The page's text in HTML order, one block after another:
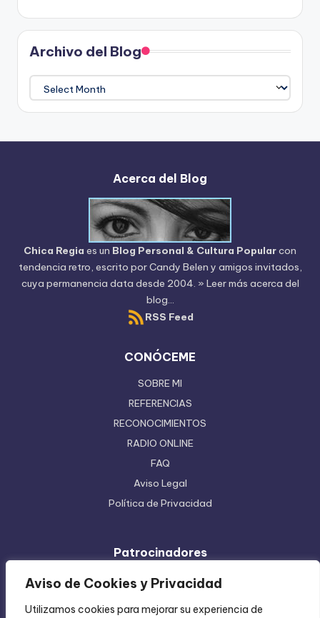
Aviso de Cookies y Privacidad
Utilizamos cookies para mejorar su experiencia de
Archivo del Blog
del
Blog
Acerca del Blog
Chica Regia es un Blog Personal & Cultura Popularcon
tendencia retro, escrito porCandy Belen y amigos invitados,
cuya permanencia data desde 2004. » Leer más acerca del
blog...
RSS Feed
CONÓCEME
SOBRE MI
REFERENCIAS
RECONOCIMIENTOS
RADIO ONLINE
FAQ
Aviso Legal
Política de Privacidad
Patrocinadores
Ferretera Centenario de Monterrey
Inyección de Plástico